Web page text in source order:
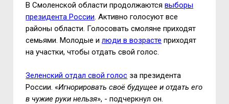
В Смоленской области продолжаютсявыборы
президента России. Активно голосуют все
районы области. Голосовать смоляне приходят
семьями. Молодые илюди в возрасте приходят
на участки, чтобы отдать свой голос.
Зеленский отдал свой голос за президента
России. «Игнорировать своё будущее и отдать его
в чужие руки нельзя», - подчеркнул он.